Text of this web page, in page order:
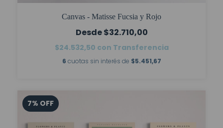
Canvas - Matisse Fucsia y Rojo
$32.710,00
$24.532,50 con Transferencia
6 cuotas sin interés de $5.451,67
7% OFF